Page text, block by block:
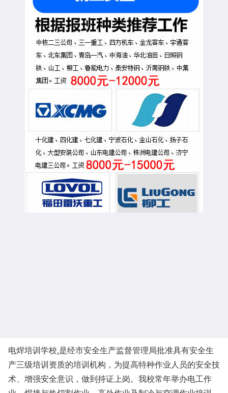
电焊培训学校,是经市安全生产监督管理局批准具有安全生
产三级培训资质的培训机构，为提高特种作业人员的安全技
术、增强安全意识，做到持证上岗。我校常年举办电工作